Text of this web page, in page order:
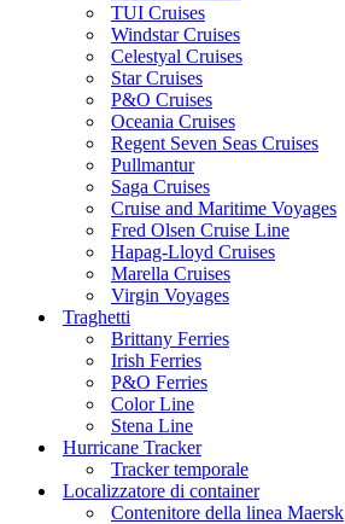
TUI Cruises
Windstar Cruises
Celestyal Cruises
Star Cruises
P&O Cruises
Oceania Cruises
Regent Seven Seas Cruises
Pullmantur
Saga Cruises
Cruise and Maritime Voyages
Fred Olsen Cruise Line
Hapag-Lloyd Cruises
Marella Cruises
Virgin Voyages
Traghetti
Brittany Ferries
Irish Ferries
P&O Ferries
Color Line
Stena Line
Hurricane Tracker
Tracker temporale
Localizzatore di container
Contenitore della linea Maersk